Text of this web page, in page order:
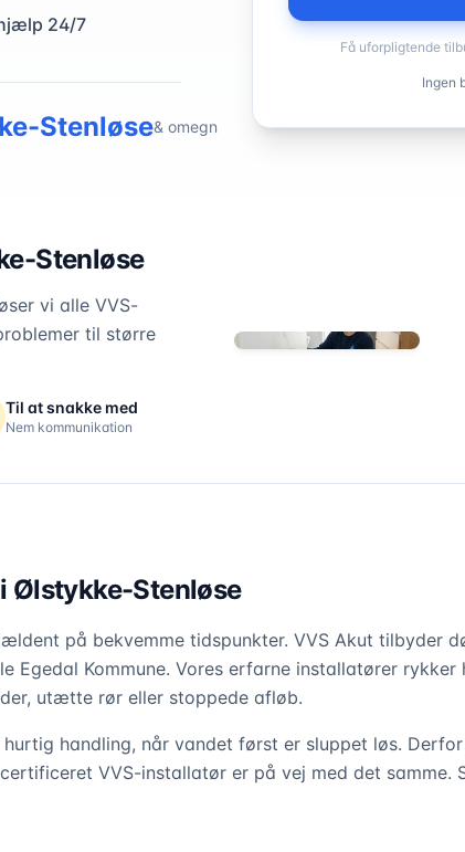
24/7
Stenløse& omegn
Få uforpligtende
Ingen
Stenløse
vi alle VVS-
til større
Til at snakke med
Nem kommunikation
Ølstykke-Stenløse
på bekvemme tidspunkter. VVS Akut tilbyder
Egedal Kommune. Vores erfarne installatører
utætte rør eller stoppede afløb.
handling, når vandet først er sluppet løs.
VVS-installatør er på vej med det samme.